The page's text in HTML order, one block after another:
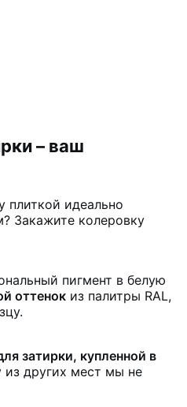
– ваш
идеально
Закажите колеровку
пигмент в белую
оттенок из палитры RAL,
затирки, купленной в
из других мест мы не